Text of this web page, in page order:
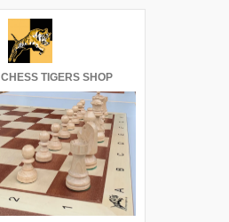
TIGERS SHOP